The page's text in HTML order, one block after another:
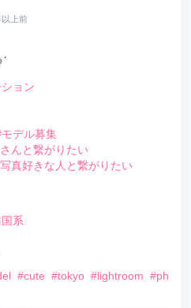
以上前
ョン
デル募集
んと繋がりたい
真好きな人と繋がりたい
系
#cute #tokyo #lightroom #ph